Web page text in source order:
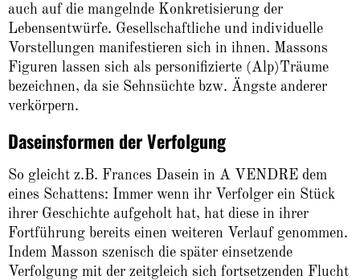
auch auf die mangelnde Konkretisierung der
Lebensentwürfe. Gesellschaftliche und individuelle
Vorstellungen manifestieren sich in ihnen. Massons
Figuren lassen sich als personifizierte (Alp)Träume
bezeichnen, da sie Sehnsüchte bzw. Ängste anderer
verkörpern.
Daseinsformen der Verfolgung
So gleicht z.B. Frances Dasein in A VENDRE dem
eines Schattens: Immer wenn ihr Verfolger ein Stück
ihrer Geschichte aufgeholt hat, hat diese in ihrer
Fortführung bereits einen weiteren Verlauf genommen.
Indem Masson szenisch die später einsetzende
Verfolgung mit der zeitgleich sich fortsetzenden Flucht